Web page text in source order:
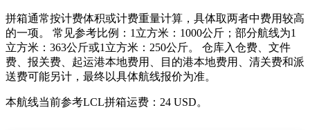
拼箱通常按计费体积或计费重量计算，具体取两者中费用较高
的一项。 常见参考比例：1立方米：1000公斤；部分航线为1
立方米：363公斤或1立方米：250公斤。 仓库入仓费、文件
费、报关费、起运港本地费用、目的港本地费用、清关费和派
送费可能另计，最终以具体航线报价为准。
本航线当前参考LCL拼箱运费：24 USD。